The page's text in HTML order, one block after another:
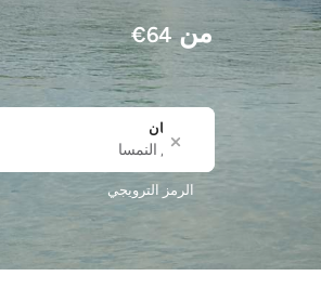
من €64
المكان
المدينة أو اسم الفندق
الرمز الترويجي